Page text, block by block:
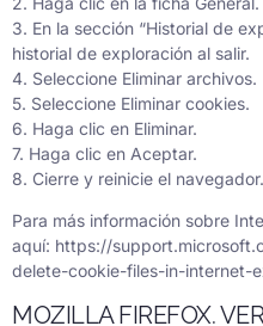
3. En la sección “Historial de
historial de exploración al salir.
4. Seleccione Eliminar archivos.
5. Seleccione Eliminar cookies.
6. Haga clic en Eliminar.
7. Haga clic en Aceptar.
8. Cierre y reinicie el navegador.
Para más información sobre
aquí: https://
delete-cookie-files-in-internet-
MOZILLA FIREFOX.